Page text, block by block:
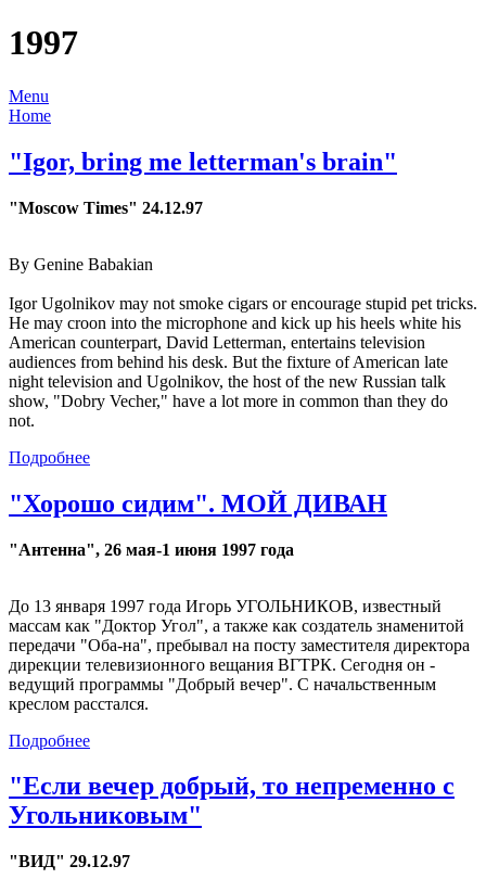
1997
Menu
Home
"Igor, bring me letterman's brain"
"Moscow Times" 24.12.97
By Genine Babakian
Igor Ugolnikov may not smoke cigars or encourage stupid pet tricks.
He may croon into the microphone and kick up his heels white his
American counterpart, David Letterman, entertains television
audiences from behind his desk. But the fixture of American late
night television and Ugolnikov, the host of the new Russian talk
show, "Dobry Vecher," have a lot more in common than they do
not.
Подробнее
"Хорошо сидим". МОЙ ДИВАН
"Антенна", 26 мая-1 июня 1997 года
До 13 января 1997 года Игорь УГОЛЬНИКОВ, известный
массам как "Доктор Угол", а также как создатель знаменитой
передачи "Оба-на", пребывал на посту заместителя директора
дирекции телевизионного вещания ВГТРК. Сегодня он -
ведущий программы "Добрый вечер". С начальственным
креслом расстался.
Подробнее
"Если вечер добрый, то непременно с
Угольниковым"
"ВИД" 29.12.97